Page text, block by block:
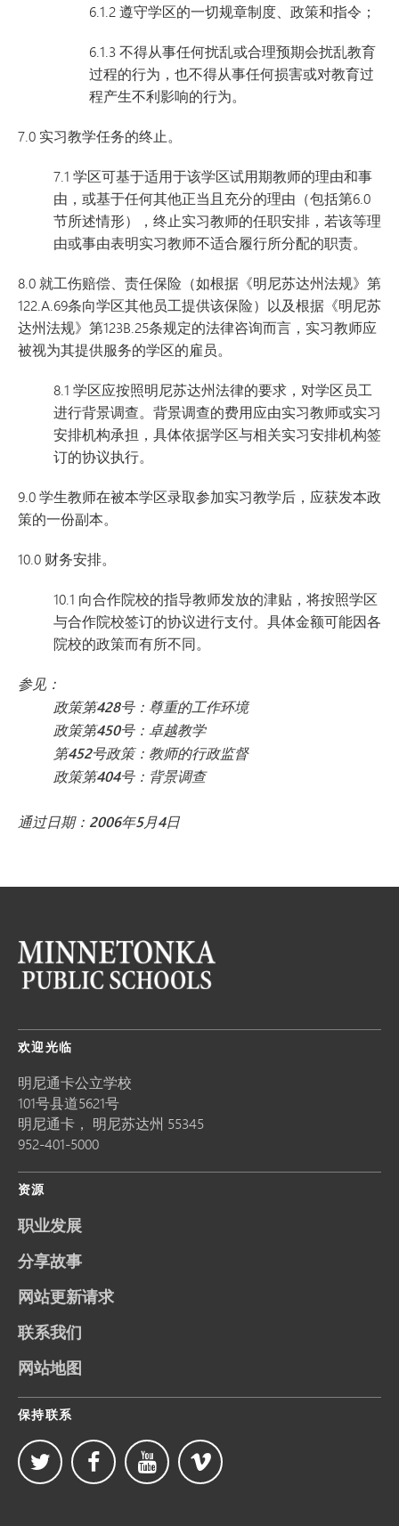
6.1.2 遵守学区的一切规章制度、政策和指令；
6.1.3 不得从事任何扰乱或合理预期会扰乱教育
过程的行为，也不得从事任何损害或对教育过
程产生不利影响的行为。
7.0 实习教学任务的终止。
7.1 学区可基于适用于该学区试用期教师的理由和事
由，或基于任何其他正当且充分的理由（包括第6.0
节所述情形），终止实习教师的任职安排，若该等理
由或事由表明实习教师不适合履行所分配的职责。
8.0 就工伤赔偿、责任保险（如根据《明尼苏达州法规》第
122.A.69条向学区其他员工提供该保险）以及根据《明尼苏
达州法规》第123B.25条规定的法律咨询而言，实习教师应
被视为其提供服务的学区的雇员。
8.1 学区应按照明尼苏达州法律的要求，对学区员工
进行背景调查。背景调查的费用应由实习教师或实习
安排机构承担，具体依据学区与相关实习安排机构签
订的协议执行。
9.0 学生教师在被本学区录取参加实习教学后，应获发本政
策的一份副本。
10.0 财务安排。
10.1 向合作院校的指导教师发放的津贴，将按照学区
与合作院校签订的协议进行支付。具体金额可能因各
院校的政策而有所不同。
参见：
政策第428号：尊重的工作环境
政策第450号：卓越教学
第452号政策：教师的行政监督
政策第404号：背景调查
通过日期：2006年5月4日
欢迎光临
明尼通卡公立学校
101号县道5621号
明尼通卡， 明尼苏达州 55345
952-401-5000
资源
职业发展
分享故事
网站更新请求
联系我们
网站地图
保持联系